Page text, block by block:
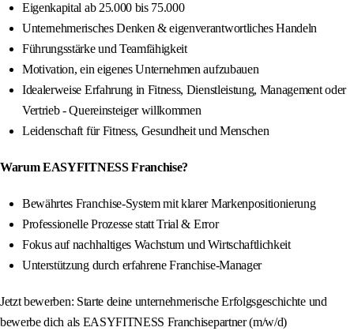
Eigenkapital ab 25.000 bis 75.000
Unternehmerisches Denken & eigenverantwortliches Handeln
Führungsstärke und Teamfähigkeit
Motivation, ein eigenes Unternehmen aufzubauen
Idealerweise Erfahrung in Fitness, Dienstleistung, Management oder
Vertrieb - Quereinsteiger willkommen
Leidenschaft für Fitness, Gesundheit und Menschen
Warum EASYFITNESS Franchise?
Bewährtes Franchise-System mit klarer Markenpositionierung
Professionelle Prozesse statt Trial & Error
Fokus auf nachhaltiges Wachstum und Wirtschaftlichkeit
Unterstützung durch erfahrene Franchise-Manager
Jetzt bewerben: Starte deine unternehmerische Erfolgsgeschichte und
bewerbe dich als EASYFITNESS Franchisepartner (m/w/d)